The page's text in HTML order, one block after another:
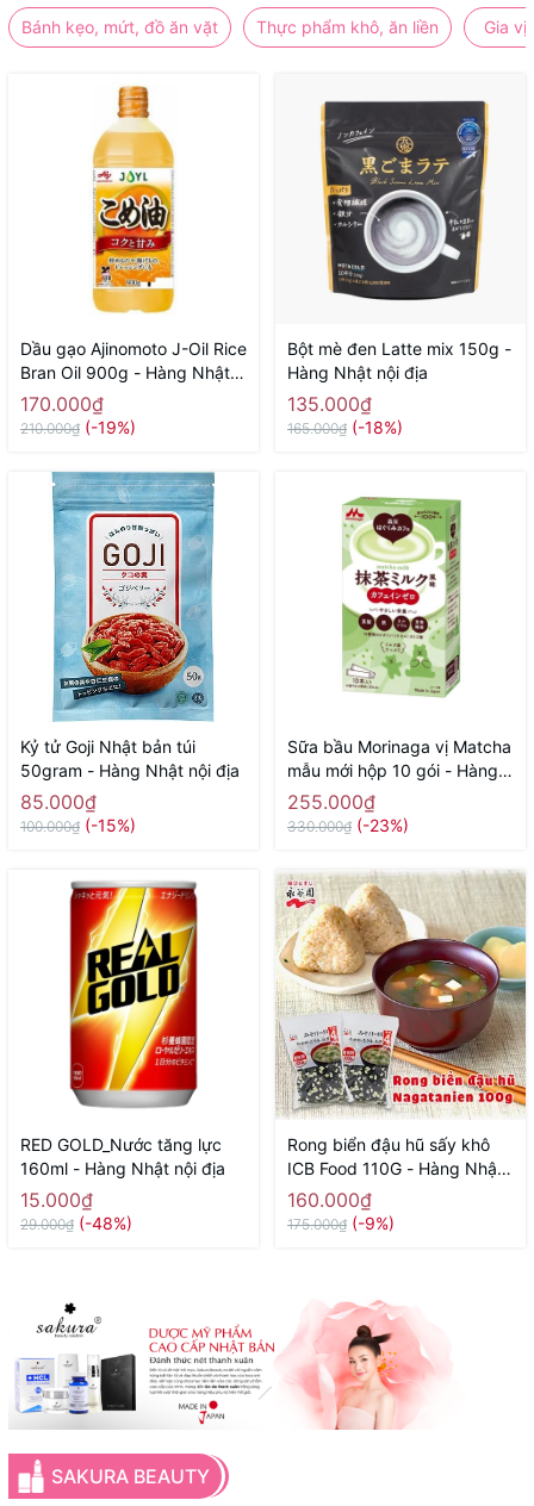
Bánh kẹo, mứt, đồ ăn vặt Thực phẩm khô, ăn liền Gia vị
Dầu gạo Ajinomoto J-Oil Rice
Bran Oil 900g - Hàng Nhật
nội địa
170.000₫
210.000₫ (-19%)
Bột mè đen Latte mix 150g -
Hàng Nhật nội địa
135.000₫
165.000₫ (-18%)
Kỷ tử Goji Nhật bản túi
50gram - Hàng Nhật nội địa
85.000₫
100.000₫ (-15%)
Sữa bầu Morinaga vị Matcha
mẫu mới hộp 10 gói - Hàng
Nhật nội
255.000₫
330.000₫ (-23%)
RED GOLD_Nước tăng lực
160ml - Hàng Nhật nội địa
15.000₫
29.000₫ (-48%)
Rong biển đậu hũ sấy khô
ICB Food 110G - Hàng Nhật
nội địa
160.000₫
175.000₫ (-9%)
SAKURA BEAUTY